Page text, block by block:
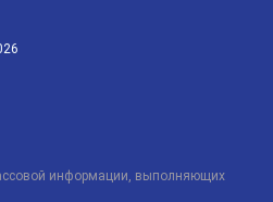
информации, выполняющих